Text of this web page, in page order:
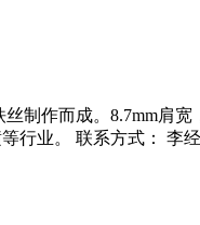
制作而成。8.7mm肩宽
业。 联系方式： 李经